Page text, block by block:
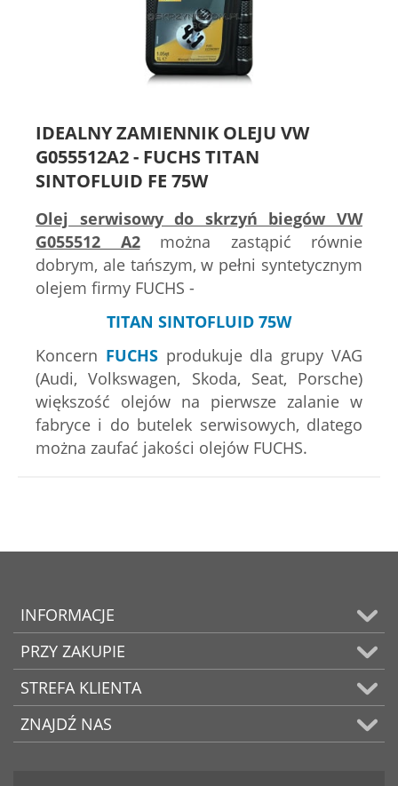
IDEALNY ZAMIENNIK OLEJU VW
G055512A2 - FUCHS TITAN
SINTOFLUID FE 75W
Olej serwisowy do skrzyń biegów VW
G055512 A2można zastąpić równie
dobrym, ale tańszym, w pełni syntetycznym
olejem firmy FUCHS -
TITAN SINTOFLUID 75W
Koncern FUCHSprodukuje dla grupy VAG
(Audi, Volkswagen, Skoda, Seat, Porsche)
większość olejów na pierwsze zalanie w
fabryce i do butelek serwisowych, dlatego
można zaufać jakości olejów FUCHS.
INFORMACJE
PRZY ZAKUPIE
STREFA KLIENTA
ZNAJDŹ NAS